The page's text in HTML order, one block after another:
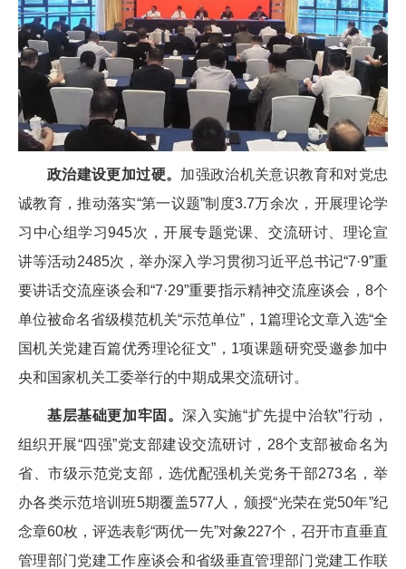
政治建设更加过硬。 加强政治机关意识教育和对党忠
诚教育，推动落实“第一议题”制度3.7万余次，开展理论学
习中心组学习945次，开展专题党课、交流研讨、理论宣
讲等活动2485次，举办深入学习贯彻习近平总书记“7·9”重
要讲话交流座谈会和“7·29”重要指示精神交流座谈会，8个
单位被命名省级模范机关“示范单位”，1篇理论文章入选“全
国机关党建百篇优秀理论征文”，1项课题研究受邀参加中
央和国家机关工委举行的中期成果交流研讨。
基层基础更加牢固。深入实施“扩先提中治软”行动，
组织开展“四强”党支部建设交流研讨，28个支部被命名为
省、市级示范党支部，选优配强机关党务干部273名，举
办各类示范培训班5期覆盖577人，颁授“光荣在党50年”纪
念章60枚，评选表彰“两优一先”对象227个，召开市直垂直
管理部门党建工作座谈会和省级垂直管理部门党建工作联